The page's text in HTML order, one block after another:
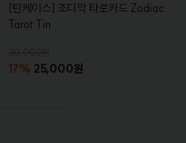
[틴케이스] 조디악 타로카드 Zodiac
Tarot Tin
17% 25,000원